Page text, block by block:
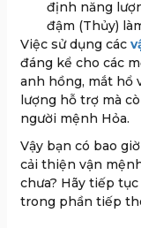
định năng
đậm (Thủy)
Việc sử dụng các
đáng kể cho các
anh hồng, mắt hổ
lượng hỗ trợ mà
người mệnh Hỏa.
Vậy bạn có bao
cải thiện vận
chưa? Hãy tiếp
trong phần tiếp